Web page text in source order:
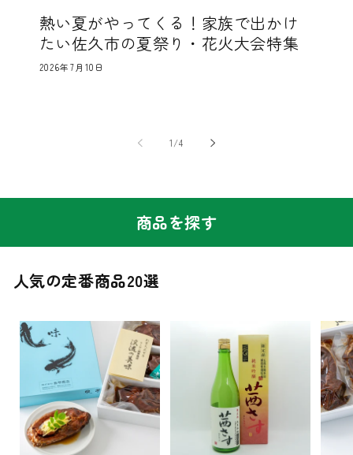
熱い夏がやってくる！家族で出かけ
たい佐久市の夏祭り・花火大会特集
2026年7月10日
1/の
4
商品を探す
人気の定番商品20選